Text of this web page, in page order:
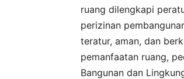
ruang dilengkapi
perizinan
teratur, aman, dan
pemanfaatan ruang,
Bangunan dan